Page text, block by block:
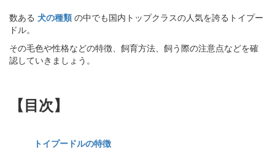
数ある 犬の種類 の中でも国内トップクラスの人気を誇るトイプー
ドル。
その毛色や性格などの特徴、飼育方法、飼う際の注意点などを確
認していきましょう。
【目次】
トイプードルの特徴